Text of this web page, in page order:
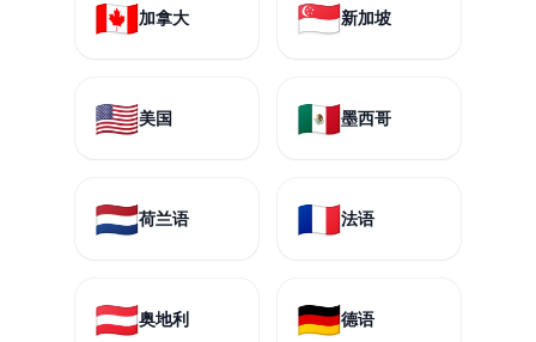
🇨🇦加拿大 🇸🇬新加坡
🇺🇸美国 🇲🇽墨西哥
🇳🇱荷兰语 🇫🇷法语
🇦🇹奥地利 🇩🇪德语